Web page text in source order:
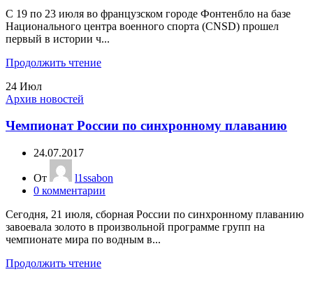
C 19 по 23 июля во французском городе Фонтенбло на базе
Национального центра военного спорта (CNSD) прошел
первый в истории ч...
Продолжить чтение
24 Июл
Архив новостей
Чемпионат России по синхронному плаванию
24.07.2017
От
l1ssabon
0 комментарии
Сегодня, 21 июля, сборная России по синхронному плаванию
завоевала золото в произвольной программе групп на
чемпионате мира по водным в...
Продолжить чтение